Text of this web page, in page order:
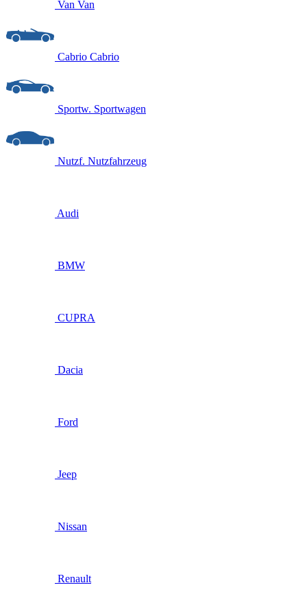
Van Van
Cabrio Cabrio
Sportw. Sportwagen
Nutzf. Nutzfahrzeug
Audi
BMW
CUPRA
Dacia
Ford
Jeep
Nissan
Renault